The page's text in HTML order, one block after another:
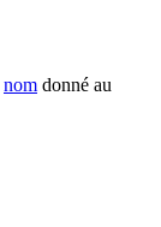
nom donné au